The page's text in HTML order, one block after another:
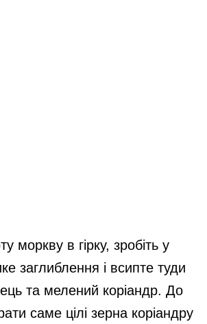
моркву в гірку, зробіть у
заглиблення і всипте туди
та мелений коріандр. До
саме цілі зерна коріандру